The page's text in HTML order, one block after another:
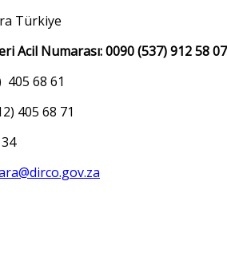
Türkiye
Acil Numarası: 0090 (537) 912 58 07
405 68 61
405 68 71